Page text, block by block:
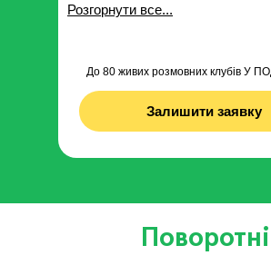
До 80 живих розмовних клубів У
Залишити заявку
Розгорнути все...
Поворотні